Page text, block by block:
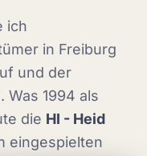
ich
in Freiburg
und der
Was 1994 als
die HI - Heid
eingespielten